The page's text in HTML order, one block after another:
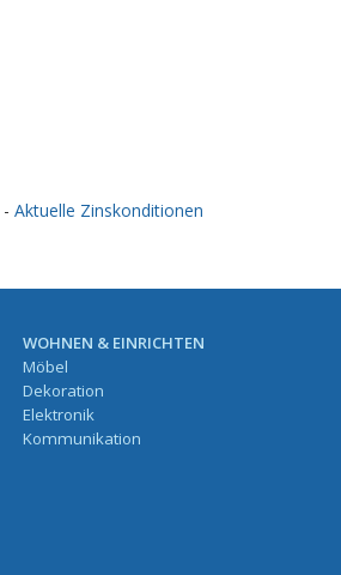
- Aktuelle Zinskonditionen
WOHNEN & EINRICHTEN
Möbel
Dekoration
Elektronik
Kommunikation